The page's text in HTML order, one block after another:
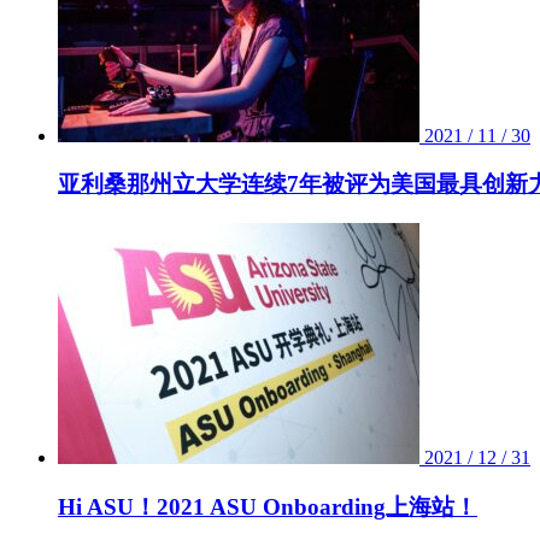
2021 / 11 / 30
亚利桑那州立大学连续7年被评为美国最具创新
2021 / 12 / 31
Hi ASU！2021 ASU Onboarding上海站！